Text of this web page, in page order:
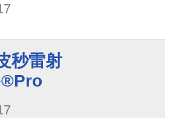
秒雷射